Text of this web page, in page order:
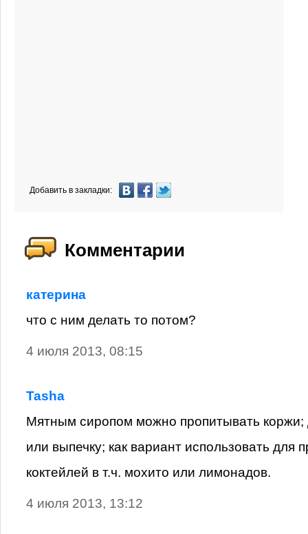
Добавить в закладки:
Комментарии
катерина
что с ним делать то потом?
4 июля 2013, 08:15
Tasha
Мятным сиропом можно пропитывать коржи;
или выпечку; как вариант использовать для
коктейлей в т.ч. мохито или лимонадов.
4 июля 2013, 13:12